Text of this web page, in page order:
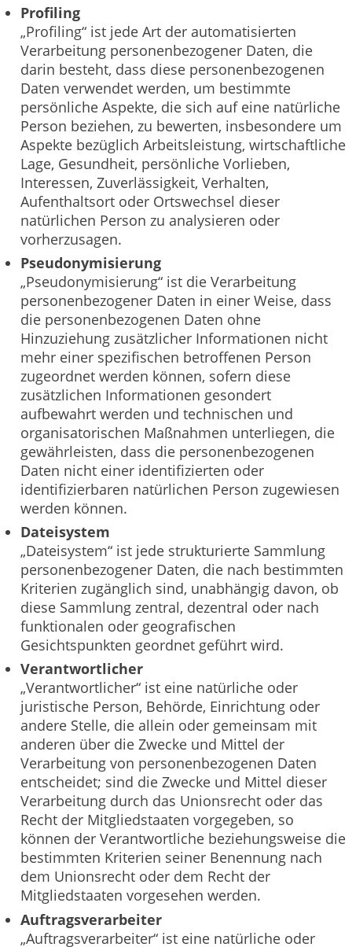
Profiling
„Profiling“ ist jede Art der automatisierten
Verarbeitung personenbezogener Daten, die
darin besteht, dass diese personenbezogenen
Daten verwendet werden, um bestimmte
persönliche Aspekte, die sich auf eine natürliche
Person beziehen, zu bewerten, insbesondere um
Aspekte bezüglich Arbeitsleistung, wirtschaftliche
Lage, Gesundheit, persönliche Vorlieben,
Interessen, Zuverlässigkeit, Verhalten,
Aufenthaltsort oder Ortswechsel dieser
natürlichen Person zu analysieren oder
vorherzusagen.
Pseudonymisierung
„Pseudonymisierung“ ist die Verarbeitung
personenbezogener Daten in einer Weise, dass
die personenbezogenen Daten ohne
Hinzuziehung zusätzlicher Informationen nicht
mehr einer spezifischen betroffenen Person
zugeordnet werden können, sofern diese
zusätzlichen Informationen gesondert
aufbewahrt werden und technischen und
organisatorischen Maßnahmen unterliegen, die
gewährleisten, dass die personenbezogenen
Daten nicht einer identifizierten oder
identifizierbaren natürlichen Person zugewiesen
werden können.
Dateisystem
„Dateisystem“ ist jede strukturierte Sammlung
personenbezogener Daten, die nach bestimmten
Kriterien zugänglich sind, unabhängig davon, ob
diese Sammlung zentral, dezentral oder nach
funktionalen oder geografischen
Gesichtspunkten geordnet geführt wird.
Verantwortlicher
„Verantwortlicher“ ist eine natürliche oder
juristische Person, Behörde, Einrichtung oder
andere Stelle, die allein oder gemeinsam mit
anderen über die Zwecke und Mittel der
Verarbeitung von personenbezogenen Daten
entscheidet; sind die Zwecke und Mittel dieser
Verarbeitung durch das Unionsrecht oder das
Recht der Mitgliedstaaten vorgegeben, so
können der Verantwortliche beziehungsweise die
bestimmten Kriterien seiner Benennung nach
dem Unionsrecht oder dem Recht der
Mitgliedstaaten vorgesehen werden.
Auftragsverarbeiter
„Auftragsverarbeiter“ ist eine natürliche oder